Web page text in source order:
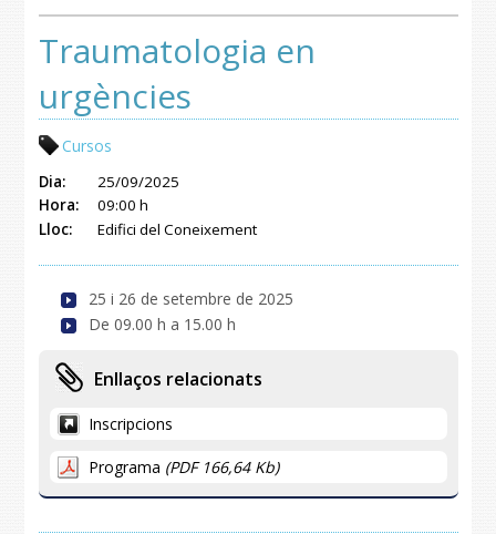
Traumatologia en
urgències
Cursos
Dia:
25/09/2025
Hora:
09:00 h
Lloc:
Edifici del Coneixement
25 i 26 de setembre de 2025
De 09.00 h a 15.00 h
Enllaços relacionats
Inscripcions
Programa (PDF 166,64 Kb)